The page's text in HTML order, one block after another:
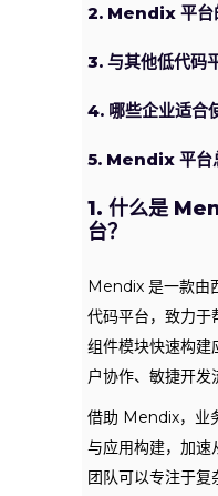
2. Mendix 平台
3. 与其他低代码
4. 哪些企业适合
5. Mendix 平台
1. 什么是
台？
Mendix 是一款由
代码平台，致力于
组件模块快速构建
户协作、敏捷开发
借助 Mendix，业
与应用构建，加速
团队可以专注于复